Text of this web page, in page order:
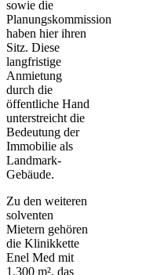
sowie die
Planungskommission
haben hier ihren
Sitz. Diese
langfristige
Anmietung
durch die
öffentliche Hand
unterstreicht die
Bedeutung der
Immobilie als
Landmark-
Gebäude.
Zu den weiteren
solventen
Mietern gehören
die Klinikkette
Enel Med mit
1.300 m², das